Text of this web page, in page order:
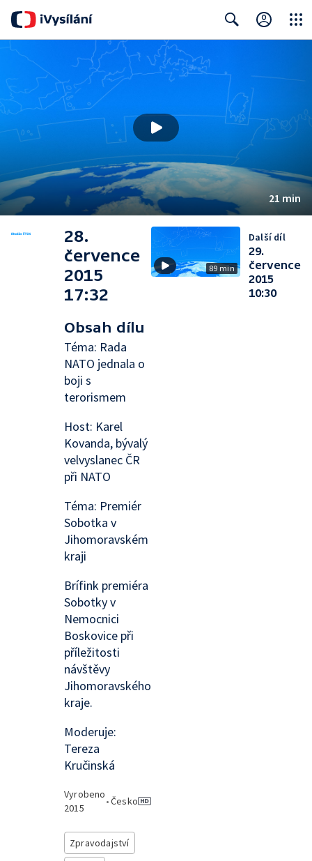
21 min
28.
července
2015
17:32
Obsah dílu
Téma: Rada
NATO jednala o
boji s
terorismem
Host: Karel
Kovanda, bývalý
velvyslanec ČR
při NATO
Téma: Premiér
Sobotka v
Jihomoravském
kraji
Brífink premiéra
Sobotky v
Nemocnici
Boskovice při
příležitosti
návštěvy
Jihomoravského
kraje.
Moderuje:
Tereza
Kručinská
Vyrobeno
2015
•Česko
Zpravodajství
89 min
Další díl
29.
července
2015
10:30